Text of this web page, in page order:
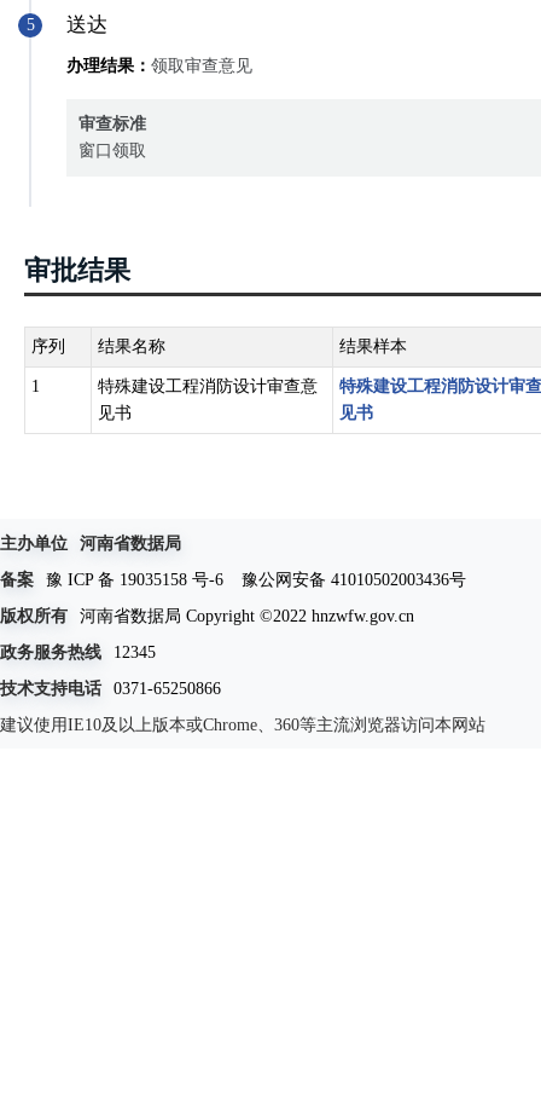
5 送达
办理结果： 领取审查意见
审查标准
窗口领取
审批结果
序列 结果名称 结果样本
1
特殊建设工程消防设计审查意
见书
特殊建设工程消防设计审
见书
主办单位
河南省数据局
备案
豫 ICP 备 19035158 号-6
豫公网安备 41010502003436号
版权所有
河南省数据局 Copyright ©2022 hnzwfw.gov.cn
政务服务热线
12345
技术支持电话
0371-65250866
建议使用IE10及以上版本或Chrome、360等主流浏览器访问本网站